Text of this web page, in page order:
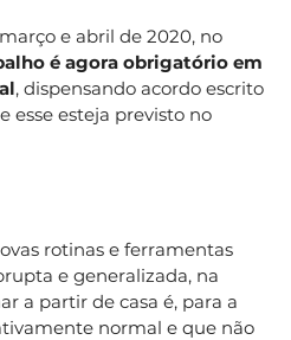
e abril de 2020, no
é agora obrigatório em
, dispensando acordo escrito
esse esteja previsto no
rotinas e ferramentas
e generalizada, na
a partir de casa é, para a
normal e que não